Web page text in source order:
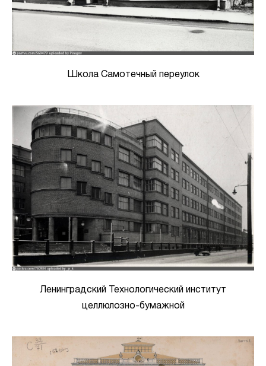
Школа Самотечный переулок
Ленинградский Технологический институт
целлюлозно-бумажной